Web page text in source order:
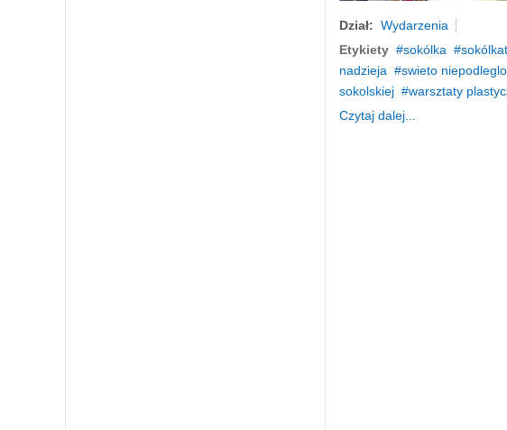
Dział: Wydarzenia
Etykiety
sokólka
nadzieja
swieto
sokolskiej
warsztaty
Czytaj dalej...